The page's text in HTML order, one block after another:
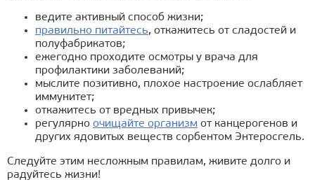
ведите активный способ жизни;
правильно питайтесь, откажитесь от сладостей и
полуфабрикатов;
ежегодно проходите осмотры у врача для
профилактики заболеваний;
мыслите позитивно, плохое настроение ослабляет
иммунитет;
откажитесь от вредных привычек;
регулярно очищайте организм от канцерогенов и
других ядовитых веществ сорбентом Энтеросгель.
Следуйте этим несложным правилам, живите долго и
радуйтесь жизни!